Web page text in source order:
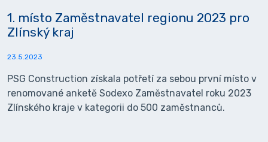
1. místo Zaměstnavatel regionu 2023 pro
Zlínský kraj
23.5.2023
PSG Construction získala potřetí za sebou první místo v
renomované anketě Sodexo Zaměstnavatel roku 2023
Zlínského kraje v kategorii do 500 zaměstnanců.